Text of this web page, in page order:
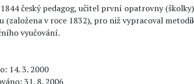
český pedagog, učitel první opatrovny
(založena v roce 1832), pro niž vypracoval
vyučování.
14. 3. 2000
31. 8. 2006